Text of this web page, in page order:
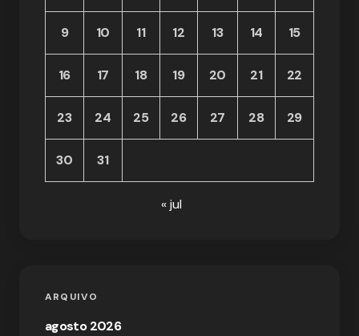
9 10 11 12 13 14 15
16 17 18 19 20 21 22
23 24 25 26 27 28 29
30 31
« jul
ARQUIVO
agosto 2026